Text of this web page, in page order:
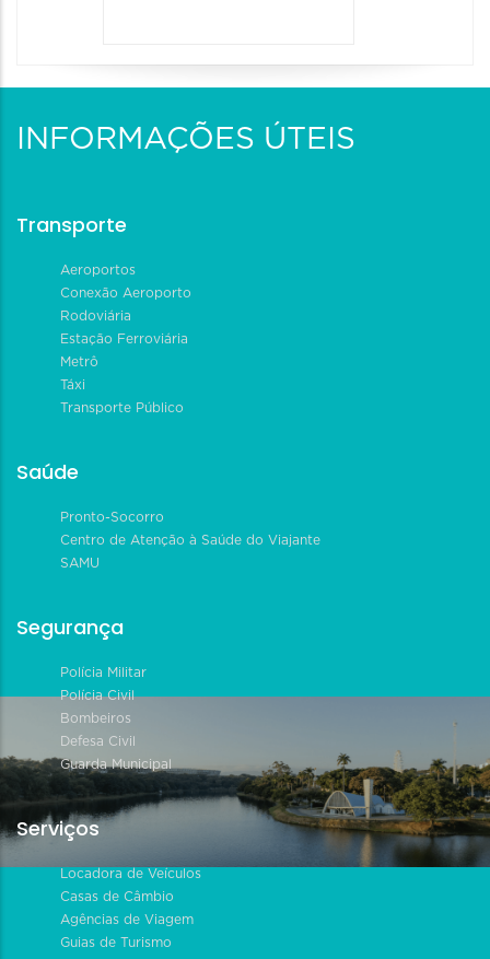
INFORMAÇÕES ÚTEIS
Transporte
Aeroportos
Conexão Aeroporto
Rodoviária
Estação Ferroviária
Metrô
Táxi
Transporte Público
Saúde
Pronto-Socorro
Centro de Atenção à Saúde do Viajante
SAMU
Segurança
Polícia Militar
Polícia Civil
Bombeiros
Defesa Civil
Guarda Municipal
Serviços
Locadora de Veículos
Casas de Câmbio
Agências de Viagem
Guias de Turismo